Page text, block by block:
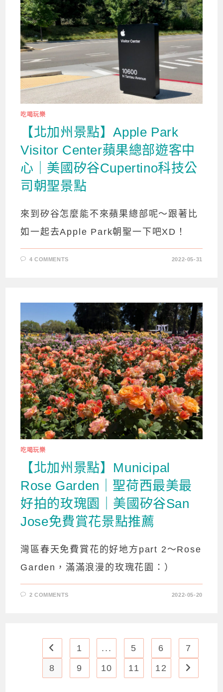
吃喝玩樂
【北加州景點】Apple Park
Visitor Center蘋果總部遊客中
心｜美國矽谷Cupertino科技公
司朝聖景點
來到矽谷怎麼能不來蘋果總部呢～跟著比
如一起去Apple Park朝聖一下吧XD！
4 COMMENTS 2022-05-31
吃喝玩樂
【北加州景點】Municipal
Rose Garden｜聖荷西最美最
好拍的玫瑰園｜美國矽谷San
Jose免費賞花景點推薦
灣區春天免費賞花的好地方part 2～Rose
Garden，滿滿浪漫的玫瑰花園：）
2 COMMENTS 2022-05-20
Go to the previous page
1 ... 5 6
7
8
9 10 11 12 Go to